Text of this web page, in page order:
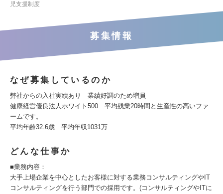
児支援制度
募集情報
なぜ募集しているのか
弊社からの入社実績あり 業績好調のため増員
健康経営優良法人ホワイト500 平均残業20時間と生産性の高いファ
ームです。
平均年齢32.6歳 平均年収1031万
どんな仕事か
■業務内容：
大手上場企業を中心としたお客様に対する業務コンサルティングやIT
コンサルティングを行う部門での採用です。(コンサルティングやITに